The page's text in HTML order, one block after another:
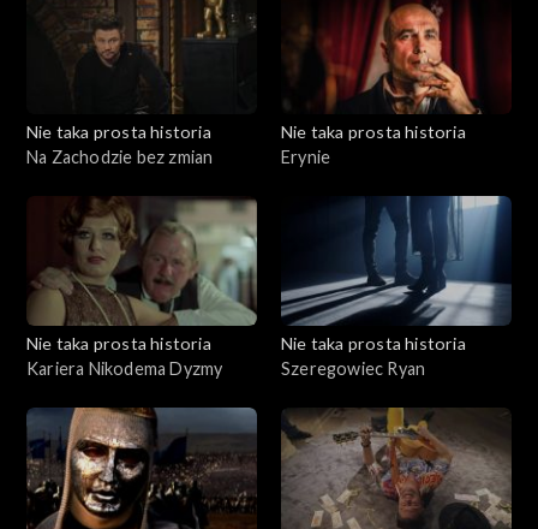
Nie taka prosta historia
Na Zachodzie bez zmian
Nie taka prosta historia
Erynie
Nie taka prosta historia
Kariera Nikodema Dyzmy
Nie taka prosta historia
Szeregowiec Ryan